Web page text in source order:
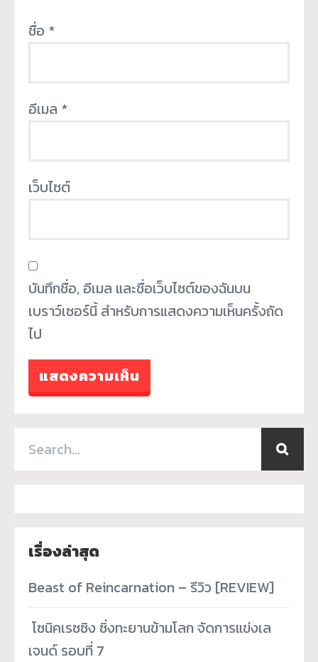
ชื่อ *
อีเมล *
เว็บไซต์
บันทึกชื่อ, อีเมล และชื่อเว็บไซต์ของฉันบน
เบราว์เซอร์นี้ สำหรับการแสดงความเห็นครั้งถัด
ไป
เรื่องล่าสุด
Beast of Reincarnation – รีวิว [REVIEW]
­ โซนิคเรซซิง ซิ่งทะยานข้ามโลก จัดการแข่งเล
เจนด์ รอบที่ 7